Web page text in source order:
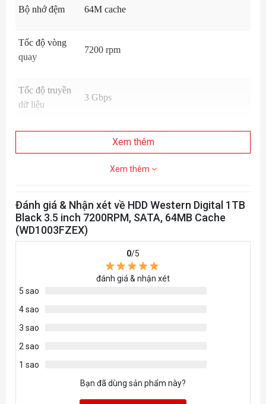
Bộ nhớ đệm 64M cache
Tốc độ vòng
quay
7200 rpm
Tốc độ truyền
dữ liệu
3 Gbps
Dùng cho PC
Kích thước 3.5''
hợp
Supports Windows 7, Vista, XP & Mac
urDrive Software
Xem thêm
Xem thêm
Đánh giá & Nhận xét về HDD Western Digital 1TB
Black 3.5 inch 7200RPM, SATA, 64MB Cache
(WD1003FZEX)
0/5
đánh giá & nhận xét
5 sao
4 sao
3 sao
2 sao
1 sao
Bạn đã dùng sản phẩm này?